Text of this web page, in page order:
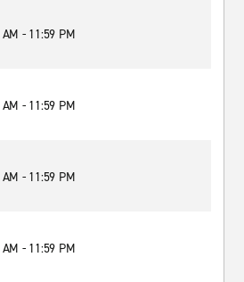
- 11:59 PM
- 11:59 PM
- 11:59 PM
- 11:59 PM